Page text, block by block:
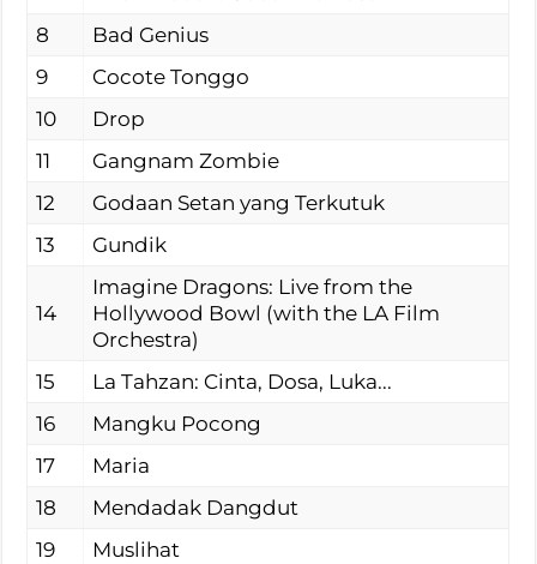
8
Bad Genius
9
Cocote Tonggo
10
Drop
11
Gangnam Zombie
12
Godaan Setan yang Terkutuk
13
Gundik
14
Imagine Dragons: Live from the
Hollywood Bowl (with the LA Film
Orchestra)
15
La Tahzan: Cinta, Dosa, Luka...
16
Mangku Pocong
17
Maria
18
Mendadak Dangdut
19
Muslihat